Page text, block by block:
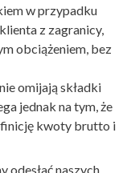
w przypadku
z zagranicy,
obciążeniem, bez
omijają składki
jednak na tym, że
kwoty brutto i
odesłać naszych